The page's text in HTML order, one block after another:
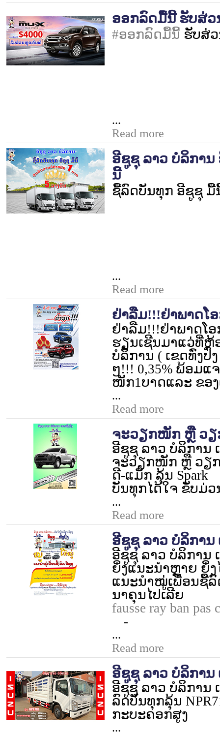
ອອກລົດມື້ນີ້ ຮັບສ່ວ
#ອອກລົດມື້ນີ້ ຮັບສ່
...
Read more
ອີຊູຊຸ ລາວ ບໍລິກາ
ນີ້
ຊື້ລົດບັນທຸກ ອີຊູຊຸ ມື້
...
Read more
ຢ່າລືມ!!!ຢ່າພາດໂ
ຢ່າລືມ!!!ຢ່າພາດໂ
ຮຽນເຊີນມາແວ່ທີ່ຫ້
ບໍລິການ ( ເຂດທົ່ງປົ່
ໆ!!! 0,35% ພ້ອມແ
ໜັກ1ບາດແລະ ຂອ
...
Read more
ຈະວຽກໜັກ ຫຼື ວຽ
ອີຊູຊຸ ລາວ ບໍລິການ
ຈະວຽກໜັກ ຫຼື ວຽກ
ດີ-ແມັກ ລຸ້ນ Spark
ບັນທຸກໄດ້ໃຈ ຂັບມ່ວ
...
Read more
ອີຊູຊຸ ລາວ ບໍລິການ
ອີຊູຊຸ ລາວ ບໍລິການ
ຍິ່ງແນະນຳຫຼາຍ ຍິ່
ແນະນຳໝູ່ເພື່ອນຊື້ລົ
ນາຄຸນໄປເລີຍ
fausse ray ban pas
-
...
Read more
ອີຊູຊຸ ລາວ ບໍລິການ
ອີຊູຊຸ ລາວ ບໍລິການ
ລົດບັນທຸກລຸ້ນ
ກະບະຄອກສູງ
...